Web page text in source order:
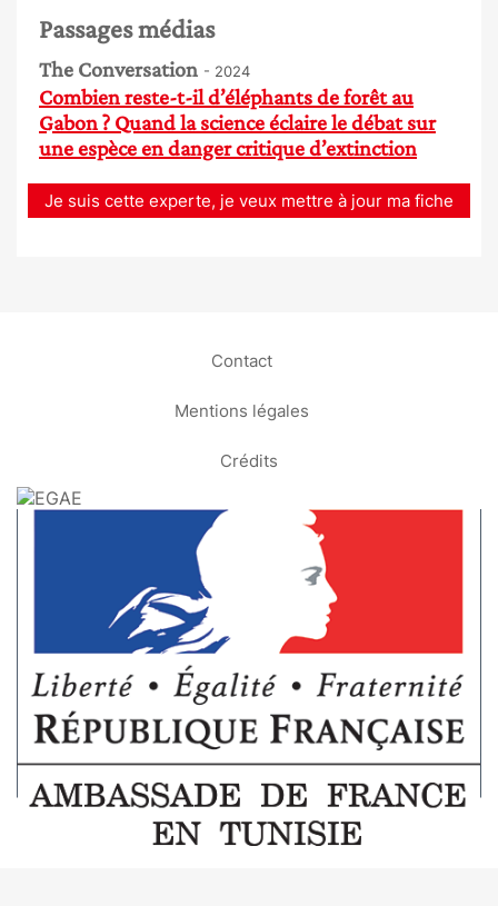
Passages médias
The Conversation - 2024
Combien reste-t-il d’éléphants de forêt au
Gabon ? Quand la science éclaire le débat sur
une espèce en danger critique d’extinction
Je suis cette experte, je veux mettre à jour ma fiche
Contact
Mentions légales
Crédits